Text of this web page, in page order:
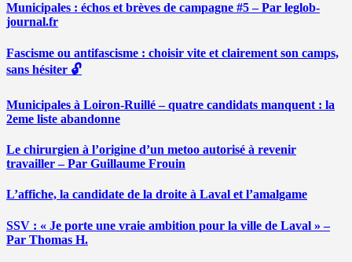
Municipales : échos et brèves de campagne #5 – Par leglob-
journal.fr
Fascisme ou antifascisme : choisir vite et clairement son camps,
sans hésiter 🔓
Municipales à Loiron-Ruillé – quatre candidats manquent : la
2eme liste abandonne
Le chirurgien à l’origine d’un metoo autorisé à revenir
travailler – Par Guillaume Frouin
L’affiche, la candidate de la droite à Laval et l’amalgame
SSV : « Je porte une vraie ambition pour la ville de Laval » –
Par Thomas H.